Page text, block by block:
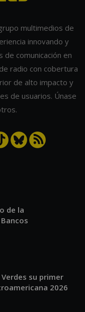
multimedios de
innovando y
de comunicación en
radio con cobertura
de alto impacto y
de usuarios. Únase
de la
su primer
2026